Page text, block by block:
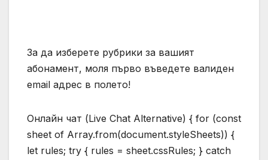
За да изберете рубрики за вашият
абонамент, моля първо въведете валиден
email адрес в полето!
Онлайн чат (Live Chat Alternative) { for (const
sheet of Array.from(document.styleSheets)) {
let rules; try { rules = sheet.cssRules; } catch